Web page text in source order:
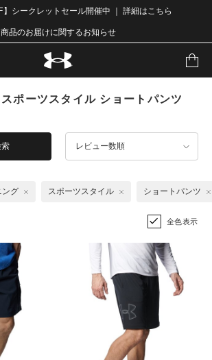
】シークレットセール開催中 ｜ 詳細はこちら
商品のお届けに関するお知らせ
ポーツスタイル ショートパンツ
レビュー数順
ング スポーツスタイル ショートパンツ
全色表示